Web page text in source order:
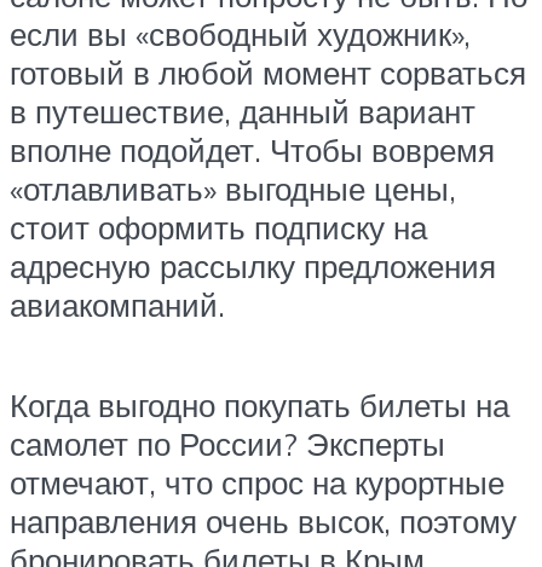
если вы «свободный художник»,
готовый в любой момент сорваться
в путешествие, данный вариант
вполне подойдет. Чтобы вовремя
«отлавливать» выгодные цены,
стоит оформить подписку на
адресную рассылку предложения
авиакомпаний.
Когда выгодно покупать билеты на
самолет по России? Эксперты
отмечают, что спрос на курортные
направления очень высок, поэтому